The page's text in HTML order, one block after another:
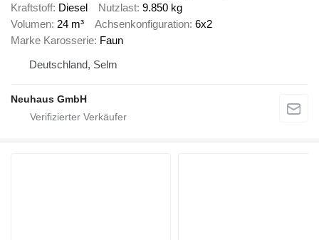
Kraftstoff Diesel Nutzlast 9.850 kg
Volumen 24 m³ Achsenkonfiguration 6x2
Marke Karosserie Faun
Deutschland, Selm
Neuhaus GmbH